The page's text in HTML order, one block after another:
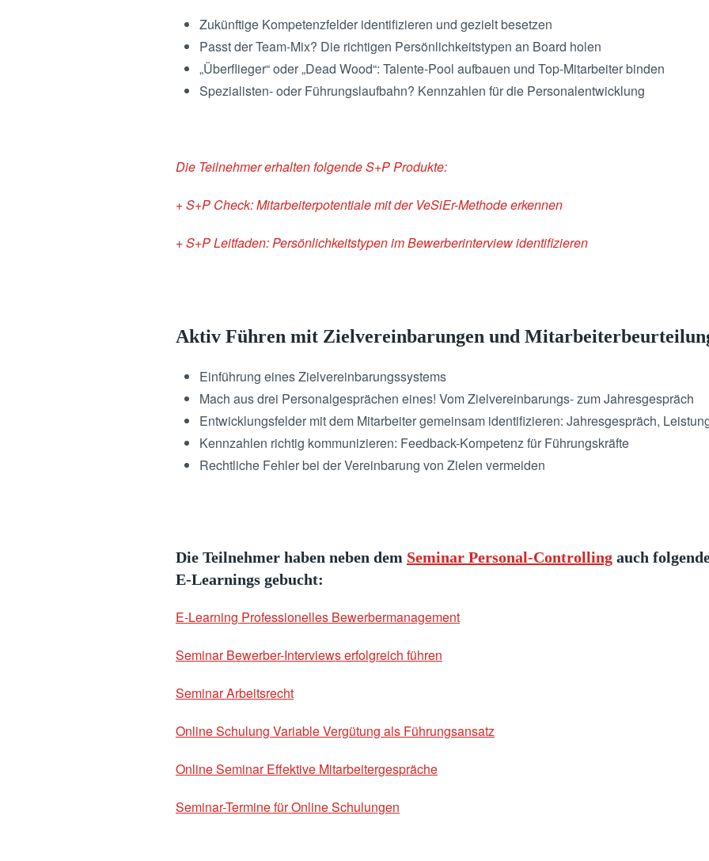
Zukünftige Kompetenzfelder identifizieren und gezielt besetzen
Passt der Team-Mix? Die richtigen Persönlichkeitstypen an Board holen
„Überflieger“ oder „Dead Wood“: Talente-Pool aufbauen und Top-Mitarbeiter binden
Spezialisten- oder Führungslaufbahn? Kennzahlen für die Personalentwicklung
Die Teilnehmer erhalten folgende S+P Produkte:
+ S+P Check: Mitarbeiterpotentiale mit der VeSiEr-Methode erkennen
+ S+P Leitfaden: Persönlichkeitstypen im Bewerberinterview identifizieren
Aktiv Führen mit Zielvereinbarungen und
Einführung eines Zielvereinbarungssystems
Mach aus drei Personalgesprächen eines! Vom Zielvereinbarungs- zum Jahresgespräch
Entwicklungsfelder mit dem Mitarbeiter gemeinsam identifizieren: Jahresgespräch,
Kennzahlen richtig kommunizieren: Feedback-Kompetenz für Führungskräfte
Rechtliche Fehler bei der Vereinbarung von Zielen vermeiden
Die Teilnehmer haben neben dem Seminar Personal-Controlling auch
E-Learnings gebucht:
E-Learning Professionelles Bewerbermanagement
Seminar Bewerber-Interviews erfolgreich führen
Seminar Arbeitsrecht
Online Schulung Variable Vergütung als Führungsansatz
Online Seminar Effektive Mitarbeitergespräche
Seminar-Termine für Online Schulungen